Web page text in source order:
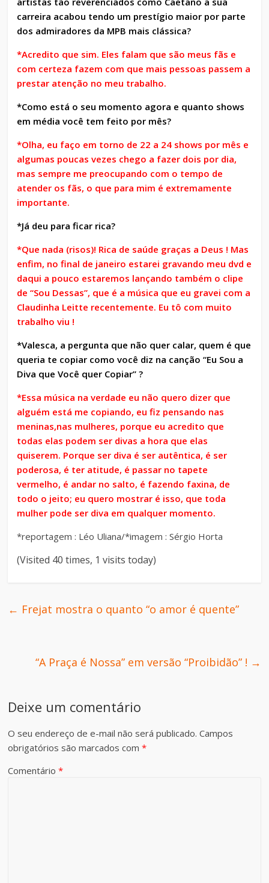
carreira acabou tendo um prestígio maior por parte
dos admiradores da MPB mais clássica?
*Acredito que sim. Eles falam que são meus fãs e
com certeza fazem com que mais pessoas passem a
prestar atenção no meu trabalho.
*Como está o seu momento agora e quanto shows
em média você tem feito por mês?
*Olha, eu faço em torno de 22 a 24 shows por mês e
algumas poucas vezes chego a fazer dois por dia,
mas sempre me preocupando com o tempo de
atender os fãs, o que para mim é extremamente
importante.
*Já deu para ficar rica?
*Que nada (risos)! Rica de saúde graças a Deus ! Mas
enfim, no final de janeiro estarei gravando meu dvd e
daqui a pouco estaremos lançando também o clipe
de “Sou Dessas”, que é a música que eu gravei com a
Claudinha Leitte recentemente. Eu tô com muito
trabalho viu !
*Valesca, a pergunta que não quer calar, quem é que
queria te copiar como você diz na canção “Eu Sou a
Diva que Você quer Copiar” ?
*Essa música na verdade eu não quero dizer que
alguém está me copiando, eu fiz pensando nas
meninas,nas mulheres, porque eu acredito que
todas elas podem ser divas a hora que elas
quiserem. Porque ser diva é ser autêntica, é ser
poderosa, é ter atitude, é passar no tapete
vermelho, é andar no salto, é fazendo faxina, de
todo o jeito; eu quero mostrar é isso, que toda
mulher pode ser diva em qualquer momento.
*reportagem : Léo Uliana/*imagem : Sérgio Horta
(Visited 40 times, 1 visits today)
← Frejat mostra o quanto “o amor é quente”
“A Praça é Nossa” em versão “Proibidão” ! →
Deixe um comentário
O seu endereço de e-mail não será publicado. Campos
obrigatórios são marcados com*
Comentário*